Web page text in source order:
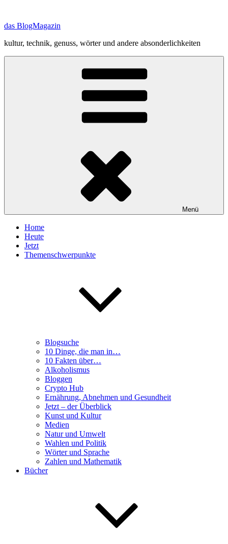
springen
das BlogMagazin
kultur, technik, genuss, wörter und andere absonderlichkeiten
Menü
Home
Heute
Jetzt
Themenschwerpunkte
Blogsuche
10 Dinge, die man in…
10 Fakten über…
Alkoholismus
Bloggen
Crypto Hub
Ernährung, Abnehmen und Gesundheit
Jetzt – der Überblick
Kunst und Kultur
Medien
Natur und Umwelt
Wahlen und Politik
Wörter und Sprache
Zahlen und Mathematik
Bücher